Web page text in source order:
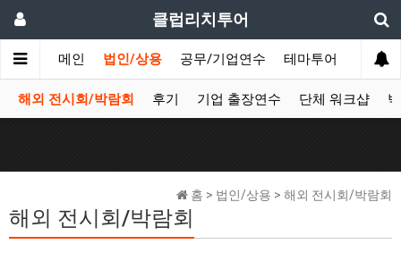
클럽리치투어
메인 법인/상용 공무/기업연수 테마투어 데이투
해외 전시회/박람회 후기 기업 출장연수 단체 워크샵
홈 > 법인/상용 > 해외 전시회/박람회
해외 전시회/박람회